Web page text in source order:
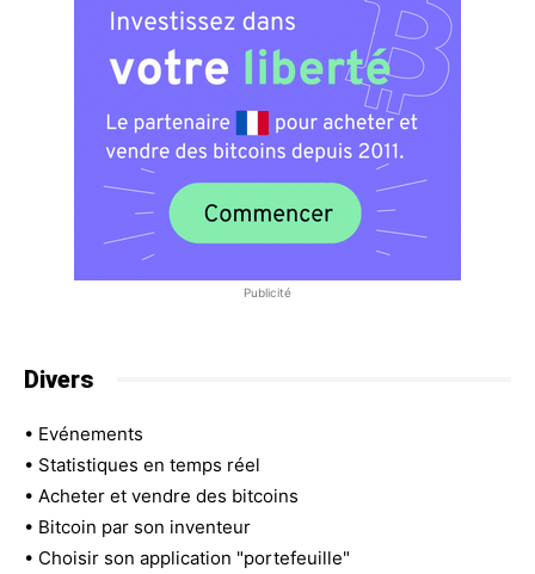
Publicité
Divers
• Evénements
• Statistiques en temps réel
• Acheter et vendre des bitcoins
• Bitcoin par son inventeur
• Choisir son application "portefeuille"